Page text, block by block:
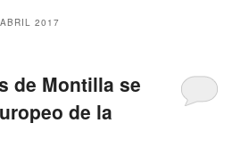
ABRIL 2017
de Montilla se
de la